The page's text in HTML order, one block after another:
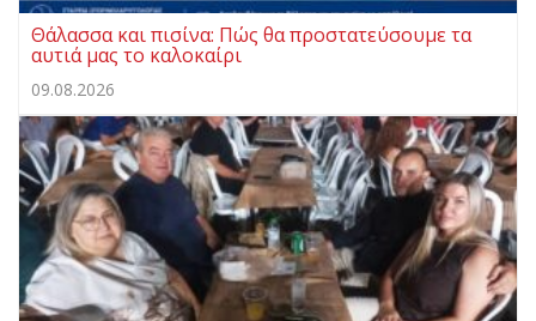
Θάλασσα και πισίνα: Πώς θα προστατεύσουμε τα
αυτιά μας το καλοκαίρι
09.08.2026